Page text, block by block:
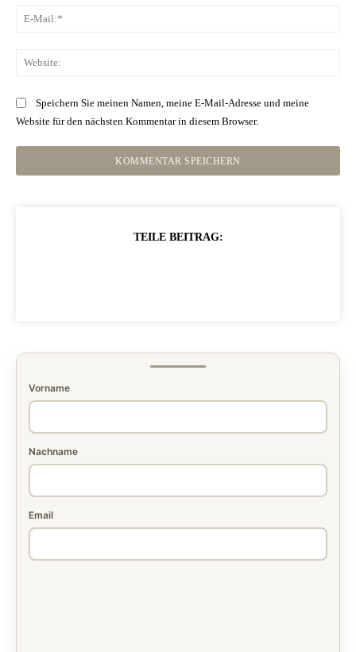
Speichern Sie meinen Namen, meine E-Mail-Adresse und meine
Website für den nächsten Kommentar in diesem Browser.
TEILE BEITRAG:
Vorname
Nachname
Email